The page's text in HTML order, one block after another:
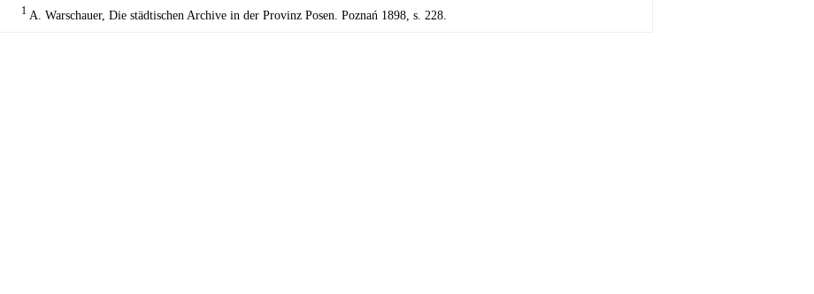
1 A. Warschauer, Die städtischen Archive in der Provinz Posen. Poznań 1898, s. 228.